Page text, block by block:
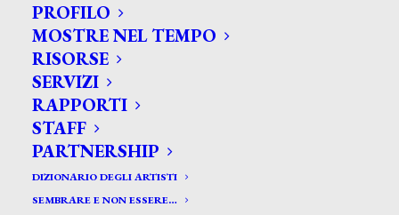
PROFILO
MOSTRE NEL TEMPO
RISORSE
SERVIZI
RAPPORTI
STAFF
PARTNERSHIP
DIZIONARIO DEGLI ARTISTI
SEMBRARE E NON ESSERE…
CERCA TRA GLI ARTISTI:
Search
for: